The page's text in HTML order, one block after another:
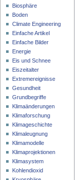
Biosphäre
Boden
Climate Engineering
Einfache Artikel
Einfache Bilder
Energie
Eis und Schnee
Eiszeitalter
Extremereignisse
Gesundheit
Grundbegriffe
Klimaänderungen
Klimaforschung
Klimageschichte
Klimaleugnung
Klimamodelle
Klimaprojektionen
Klimasystem
Kohlendioxid